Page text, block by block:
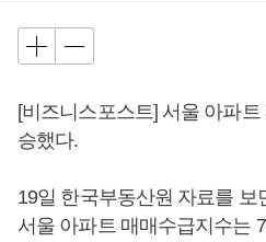
[비즈니스포스트] 서울 아파
승했다.
19일 한국부동산원 자료를 보
서울 아파트 매매수급지수는